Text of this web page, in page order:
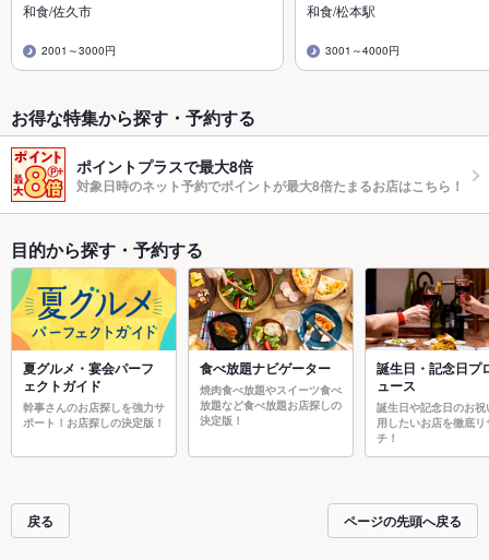
和食/佐久市
2001～3000円
和食/松本駅
3001～4000円
お得な特集から探す・予約する
ポイントプラスで最大8倍
対象日時のネット予約でポイントが最大8倍たまるお店はこちら！
目的から探す・予約する
夏グルメ・宴会パーフ
ェクトガイド
幹事さんのお店探しを強力サ
ポート！お店探しの決定版！
食べ放題ナビゲーター
焼肉食べ放題やスイーツ食べ
放題など食べ放題お店探しの
決定版！
誕生日・記念日プ
ュース
誕生日や記念日のお祝
用したいお店を徹底リ
チ！
戻る ページの先頭へ戻る